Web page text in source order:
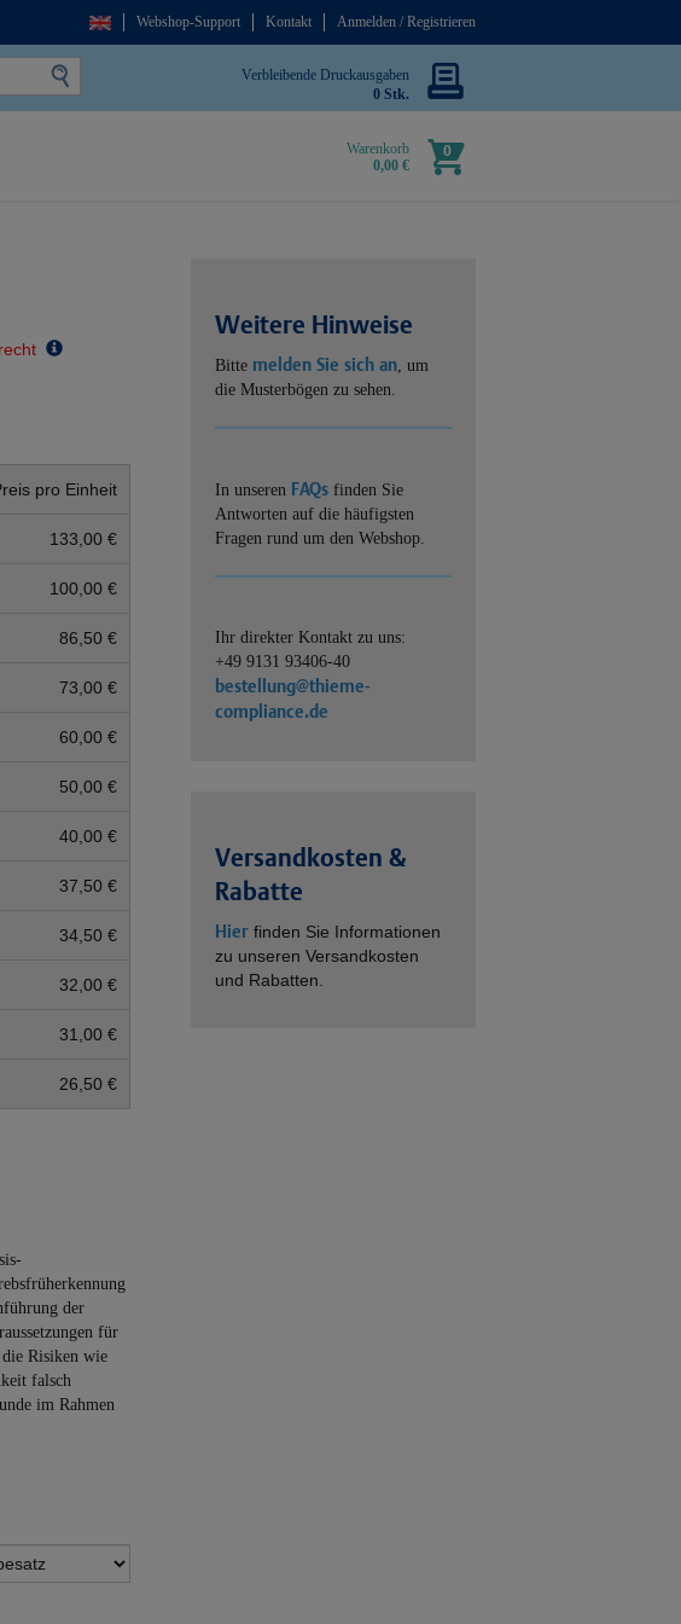
Webshop-Support Kontakt Anmelden / Registrieren
Verbleibende Druckausgaben
0 Stk.
Warenkorb
0,00 €
0
pro Einheit
133,00 €
100,00 €
86,50 €
73,00 €
60,00 €
50,00 €
40,00 €
37,50 €
34,50 €
32,00 €
31,00 €
26,50 €
der
für
Risiken wie
falsch
im Rahmen
Weitere Hinweise
Bitte melden Sie sich an, um
die Musterbögen zu sehen.
In unseren FAQs finden Sie
Antworten auf die häufigsten
Fragen rund um den Webshop.
Ihr direkter Kontakt zu uns:
+49 9131 93406-40
bestellung@thieme-
compliance.de
Versandkosten &
Rabatte
Hier finden Sie Informationen
zu unseren Versandkosten
und Rabatten.